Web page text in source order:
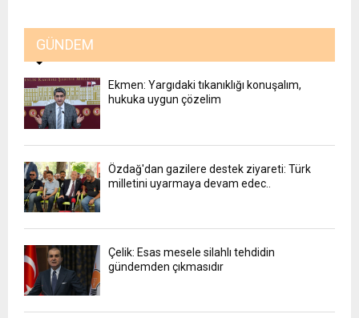
GÜNDEM
Ekmen: Yargıdaki tıkanıklığı konuşalım,
hukuka uygun çözelim
Özdağ'dan gazilere destek ziyareti: Türk
milletini uyarmaya devam edec..
Çelik: Esas mesele silahlı tehdidin
gündemden çıkmasıdır